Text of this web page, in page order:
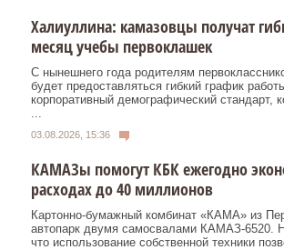
Халиуллина: камазовцы получат
месяц учебы первоклашек
С нынешнего года родителям
будет предоставляться гибкий график
корпоративный демографический стандарт,
...
03.08.2026, 15:36
КАМАЗы помогут КБК ежегодно
расходах до 40 миллионов
Картонно-бумажный комбинат «КАМА» из
автопарк двумя самосвалами КАМАЗ-6520.
что использование собственной техники